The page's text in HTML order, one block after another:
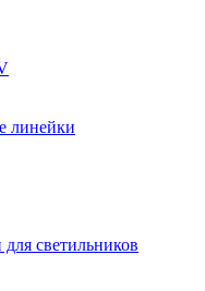
линейки
светильников